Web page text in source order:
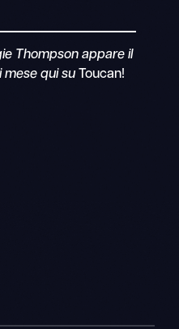
Thompson appare il
mese qui su
Toucan!